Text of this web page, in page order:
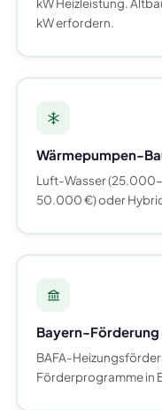
kW Heizleistung.
kW erfordern.
Wärmepumpen-
Luft-Wasser
50.000 €) oder
Bayern-Förderung
BAFA-
Förderprogramme in